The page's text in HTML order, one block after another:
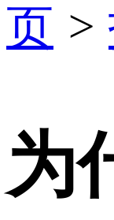
页 >
为